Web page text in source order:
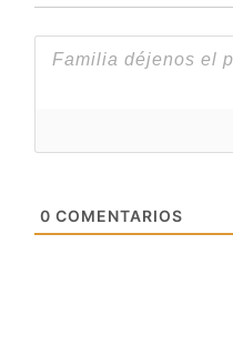
0 COMENTARIOS